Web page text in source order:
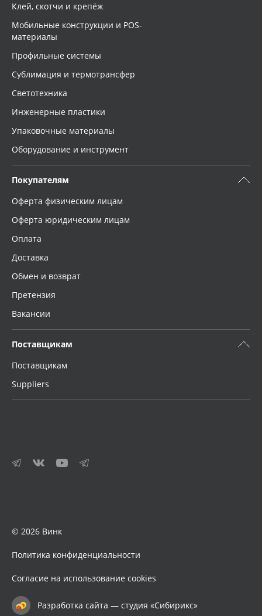
Клей, скотчи и крепёж
Мобильные конструкции и POS-
материалы
Профильные системы
Сублимация и термотрансфер
Светотехника
Инженерные пластики
Упаковочные материалы
Оборудование и инструмент
Покупателям
Оферта физическим лицам
Оферта юридическим лицам
Оплата
Доставка
Обмен и возврат
Претензия
Вакансии
Поставщикам
Поставщикам
Suppliers
© 2026 Винк
Политика конфиденциальности
Согласие на использование cookies
Разработка сайта — студия «Сибирикс»